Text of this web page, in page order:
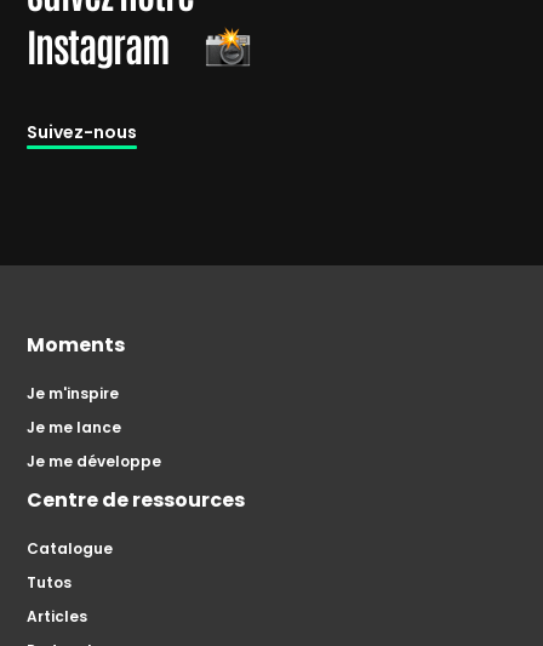
Instagram
Suivez-nous
Moments
Je m'inspire
Je me lance
Je me développe
Centre de ressources
Catalogue
Tutos
Articles